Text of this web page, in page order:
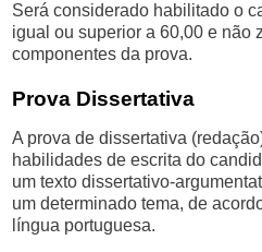
Será considerado habilitado o
igual ou superior a 60,00 e não
componentes da prova.
Prova Dissertativa
A prova de dissertativa
habilidades de escrita do
um texto dissertativo-
um determinado tema, de
língua portuguesa.